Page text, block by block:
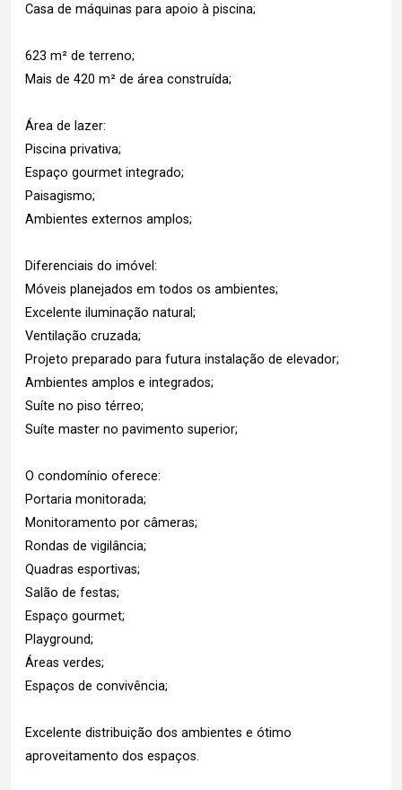
Casa de máquinas para apoio à piscina;
623 m² de terreno;
Mais de 420 m² de área construída;
Área de lazer:
Piscina privativa;
Espaço gourmet integrado;
Paisagismo;
Ambientes externos amplos;
Diferenciais do imóvel:
Móveis planejados em todos os ambientes;
Excelente iluminação natural;
Ventilação cruzada;
Projeto preparado para futura instalação de elevador;
Ambientes amplos e integrados;
Suíte no piso térreo;
Suíte master no pavimento superior;
O condomínio oferece:
Portaria monitorada;
Monitoramento por câmeras;
Rondas de vigilância;
Quadras esportivas;
Salão de festas;
Espaço gourmet;
Playground;
Áreas verdes;
Espaços de convivência;
Excelente distribuição dos ambientes e ótimo
aproveitamento dos espaços.